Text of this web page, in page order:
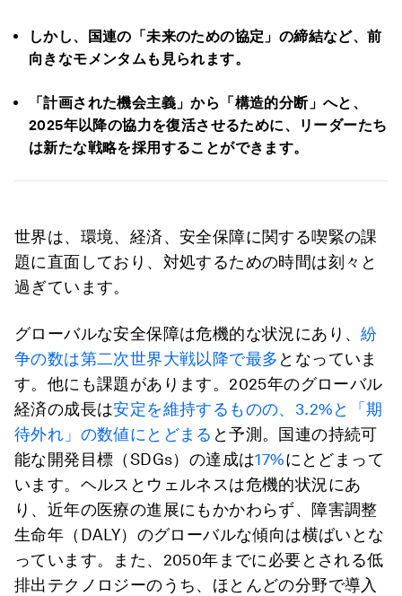
しかし、国連の「未来のための協定」の締結など、前
向きなモメンタムも見られます。
「計画された機会主義」から「構造的分断」へと、
2025年以降の協力を復活させるために、リーダーたち
は新たな戦略を採用することができます。
世界は、環境、経済、安全保障に関する喫緊の課
題に直面しており、対処するための時間は刻々と
過ぎています。
グローバルな安全保障は危機的な状況にあり、紛
争の数は第二次世界大戦以降で最多 となっていま
す。他にも課題があります。2025年のグローバル
経済の成長は安定を維持するものの、3.2%と「期
待外れ」の数値にとどまる と予測。国連の持続可
能な開発目標（SDGs）の達成は17%にとどまって
います。ヘルスとウェルネスは危機的状況にあ
り、近年の医療の進展にもかかわらず、障害調整
生命年（DALY）のグローバルな傾向は横ばいとな
っています。また、2050年までに必要とされる低
排出テクノロジーのうち、ほとんどの分野で導入